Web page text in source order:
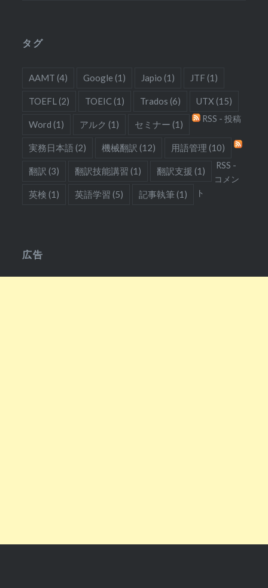
タグ
AAMT (4) Google (1) Japio (1) JTF(1)
TOEFL (2) TOEIC(1) Trados (6) UTX (15)
Word (1) アルク (1) セミナー (1)
実務日本語 (2) 機械翻訳 (12) 用語管理 (10)
翻訳 (3) 翻訳技能講習 (1) 翻訳支援 (1)
英検 (1) 英語学習 (5) 記事執筆(1)
RSS - 投稿
RSS -
コメン
ト
広告